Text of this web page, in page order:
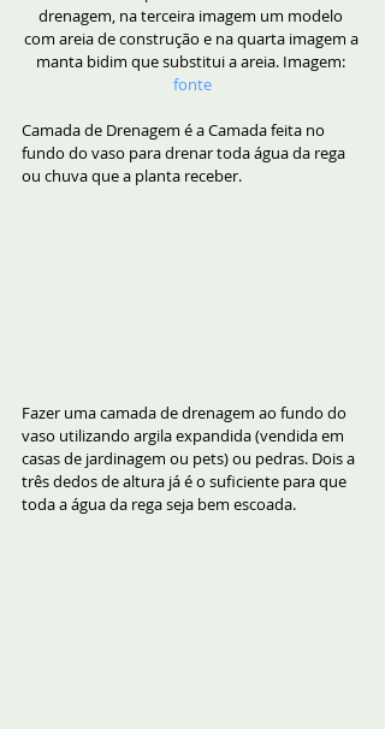
drenagem, na terceira imagem um modelo
com areia de construção e na quarta imagem a
manta bidim que substitui a areia. Imagem:
fonte
Camada de Drenagem é a Camada feita no
fundo do vaso para drenar toda água da rega
ou chuva que a planta receber.
Fazer uma camada de drenagem ao fundo do
vaso utilizando argila expandida (vendida em
casas de jardinagem ou pets) ou pedras. Dois a
três dedos de altura já é o suficiente para que
toda a água da rega seja bem escoada.